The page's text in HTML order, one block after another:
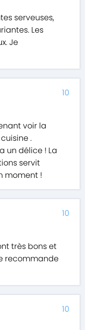
serveuses,
Les
Je
voir la
.
un délice ! La
servit
moment !
10
très bons et
recommande
10
10